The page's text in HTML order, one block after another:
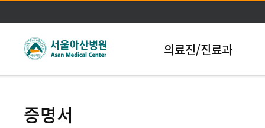
본문바로가기
의료진/진료과
증명서